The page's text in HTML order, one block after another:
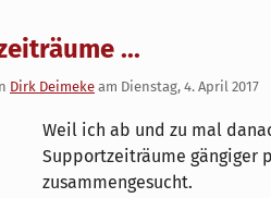
...
Dirk Deimeke am Dienstag, 4. April 2017
Weil ich ab und zu mal
Supportzeiträume
zusammengesucht.